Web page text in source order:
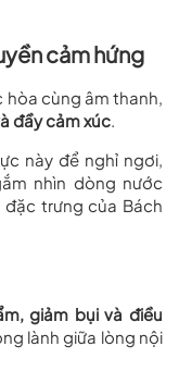
cảm hứng
hòa cùng âm thanh,
đầy cảm xúc
này để nghỉ ngơi,
nhìn dòng nước
trưng của Bách
giảm bụi và điều
lành giữa lòng nội